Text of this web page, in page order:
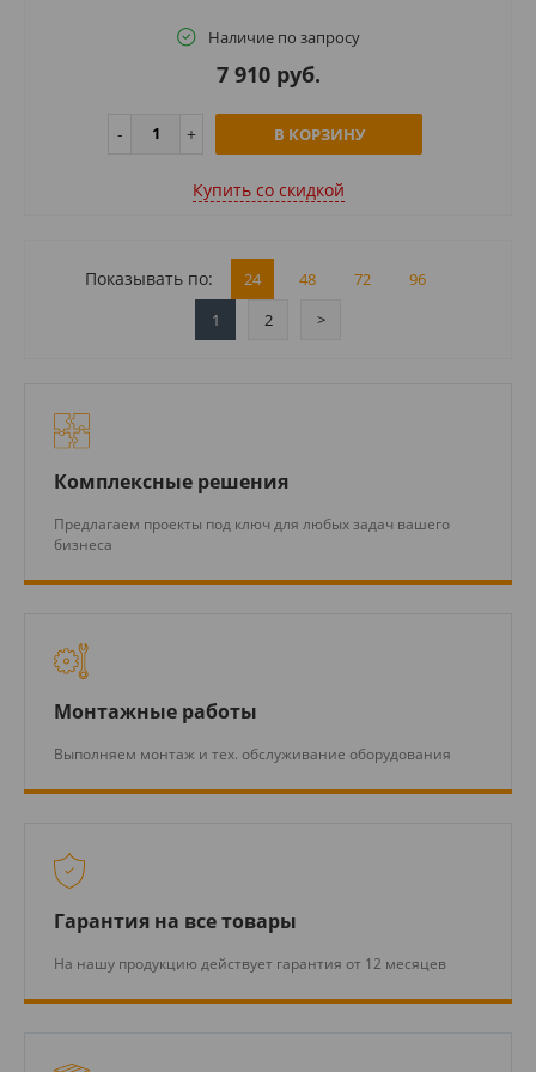
Наличие по запросу
7 910 руб.
В КОРЗИНУ
Купить cо скидкой
Показывать по: 24 48 72
96
1
2 >
Комплексные решения
Предлагаем проекты под ключ для любых задач вашего
бизнеса
Монтажные работы
Выполняем монтаж и тех. обслуживание оборудования
Гарантия на все товары
На нашу продукцию действует гарантия от 12 месяцев